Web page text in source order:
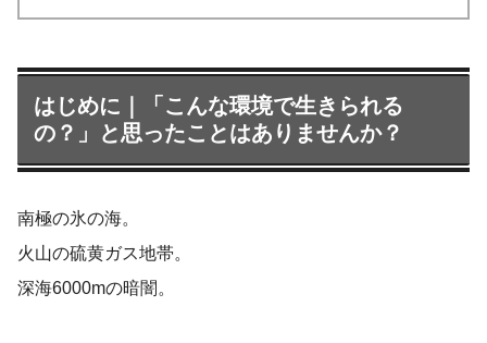
はじめに｜「こんな環境で生きられる
の？」と思ったことはありませんか？
南極の氷の海。
火山の硫黄ガス地帯。
深海6000mの暗闇。